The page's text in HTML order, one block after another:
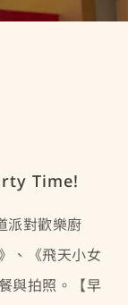
Time!
派對歡樂廚
、《飛天小女
與拍照。【早